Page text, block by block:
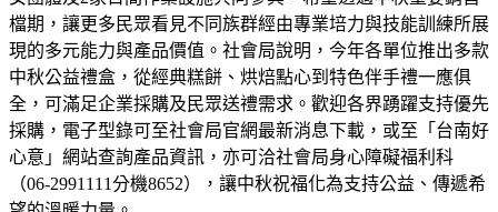
檔期，讓更多民眾看見不同族群經由專業培力與技能訓練所展
現的多元能力與產品價值。社會局說明，今年各單位推出多款
中秋公益禮盒，從經典糕餅、烘焙點心到特色伴手禮一應俱
全，可滿足企業採購及民眾送禮需求。歡迎各界踴躍支持優先
採購，電子型錄可至社會局官網最新消息下載，或至「台南好
心意」網站查詢產品資訊，亦可洽社會局身心障礙福利科
（06-2991111分機8652），讓中秋祝福化為支持公益、傳遞希